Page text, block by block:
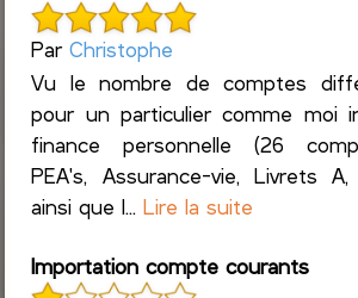
ParChristophe
Vu le nombre de comptes
pour un particulier comme moi
finance personnelle (26
PEA's, Assurance-vie, Livrets A,
ainsi que l...Lire la suite
Importation compte courants